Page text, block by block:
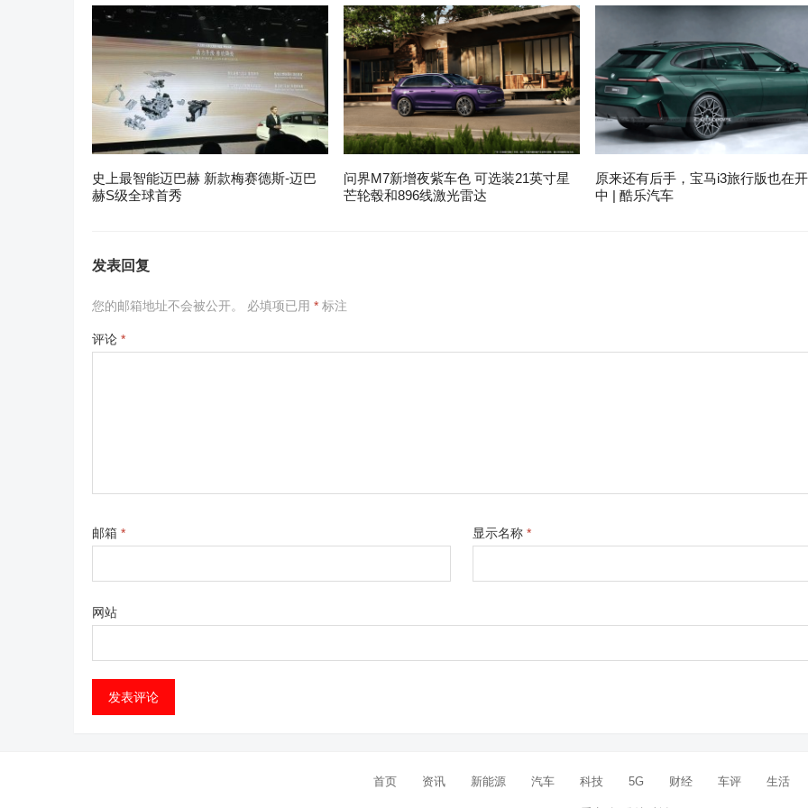
史上最智能迈巴赫 新款梅赛德斯-迈巴
赫S级全球首秀
问界M7新增夜紫车色 可选装21英寸星
芒轮毂和896线激光雷达
原来还有后手，宝马i3旅行版也在
中 | 酷乐汽车
发表回复
您的邮箱地址不会被公开。 必填项已用 * 标注
评论 *
显示名称*
邮箱 *
网站
首页 资讯 新能源 汽车 科技 5G 财经 车评 生活